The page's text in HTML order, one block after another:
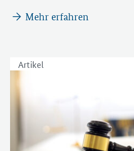
Mehr erfahren
Artikel